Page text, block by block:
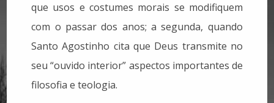
que usos e costumes morais se modifiquem
com o passar dos anos; a segunda, quando
Santo Agostinho cita que Deus transmite no
seu “ouvido interior” aspectos importantes de
filosofia e teologia.